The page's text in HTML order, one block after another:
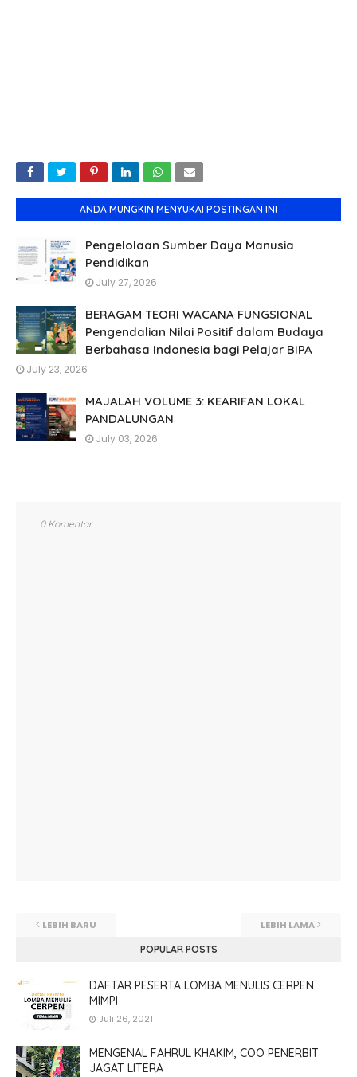
ANDA MUNGKIN MENYUKAI POSTINGAN INI
Pengelolaan Sumber Daya Manusia
Pendidikan
July 27, 2026
BERAGAM TEORI WACANA FUNGSIONAL
Pengendalian Nilai Positif dalam Budaya
Berbahasa Indonesia bagi Pelajar BIPA
July 23, 2026
MAJALAH VOLUME 3: KEARIFAN LOKAL
PANDALUNGAN
July 03, 2026
0 Komentar
LEBIH BARU LEBIH LAMA
POPULAR POSTS
DAFTAR PESERTA LOMBA MENULIS CERPEN
MIMPI
Juli 26, 2021
MENGENAL FAHRUL KHAKIM, COO PENERBIT
JAGAT LITERA